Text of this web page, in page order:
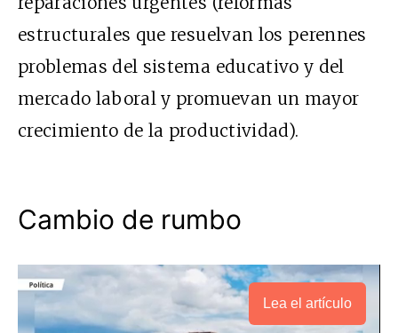
estructurales que resuelvan los perennes
problemas del sistema educativo y del
mercado laboral y promuevan un mayor
crecimiento de la productividad).
Cambio de rumbo
Lea el artículo